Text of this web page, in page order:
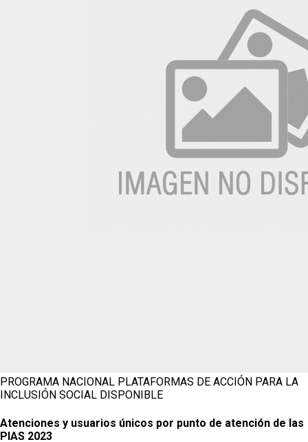
PROGRAMA NACIONAL PLATAFORMAS DE ACCIÓN PARA LA
INCLUSIÓN SOCIAL DISPONIBLE
Atenciones y usuarios únicos por punto de atención de las
PIAS 2023